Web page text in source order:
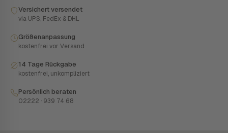
Versichert versendet
via UPS, FedEx & DHL
Größenanpassung
kostenfrei vor Versand
14 Tage Rückgabe
kostenfrei, unkompliziert
Persönlich beraten
02222 · 939 74 68